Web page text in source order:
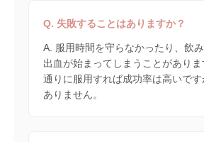
Q. 失敗することはありますか？
A. 服用時間を守らなかったり、飲
出血が始まってしまうことがあり
通りに服用すれば成功率は高いで
ありません。